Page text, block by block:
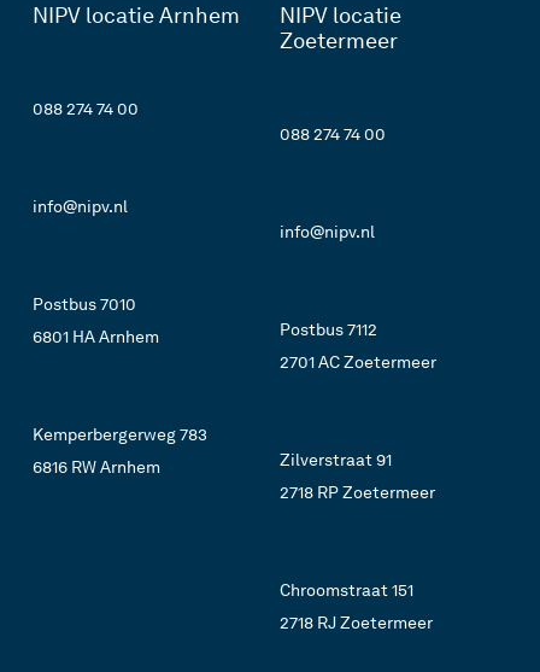
NIPV locatie Arnhem
088 274 74 00
info@nipv.nl
Postbus 7010
6801 HA Arnhem
Kemperbergerweg 783
6816 RW Arnhem
NIPV locatie
Zoetermeer
088 274 74 00
info@nipv.nl
Postbus 7112
2701 AC Zoetermeer
Zilverstraat 91
2718 RP Zoetermeer
Chroomstraat 151
2718 RJ Zoetermeer